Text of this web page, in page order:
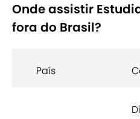
Onde assistir
fora do Brasil?
País